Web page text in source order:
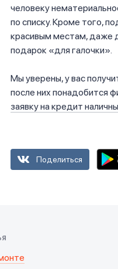
человеку
по списку. Кроме того,
красивым местам, даже
подарок «для галочки».
Мы уверены, у вас
после них понадобится
заявку на кредит
Поделиться